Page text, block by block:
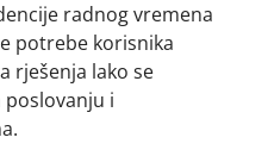
radnog vremena
potrebe korisnika
rješenja lako se
i